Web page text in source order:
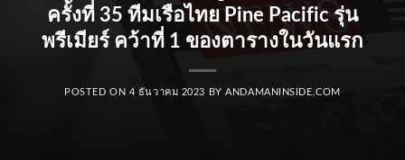
ครั้งที่ 35 ทีมเรือไทย Pine Pacific รุ่น
พรีเมียร์ คว้าที่ 1 ของตารางในวันแรก
POSTED ON 4 ธันวาคม 2023 BYANDAMANINSIDE.COM